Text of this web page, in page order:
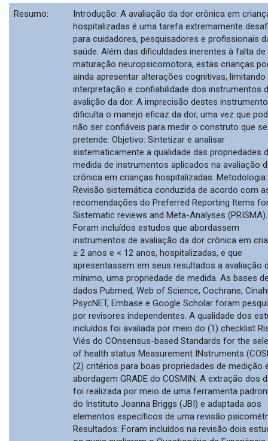
Resumo:
Introdução: A avaliação da dor crônica em
hospitalizadas é uma tarefa extremamente
para cuidadores, pesquisadores e profissionais
saúde. Além das dificuldades inerentes à falta de
maturação neuropsicomotora, estas crianças
ainda apresentar alterações cognitivas, limitando
interpretação e confiabilidade dos instrumentos
avalição da dor. A imprecisão destes
dificulta o manejo eficaz da dor, uma vez que
não ser confiáveis para medir o construto que se
pretende. Objetivo: Sintetizar e analisar
sistematicamente a qualidade das propriedades
medida de instrumentos aplicados na avaliação
crônica em crianças hospitalizadas. Metodologia:
Revisão sistemática conduzida de acordo com
recomendações do Preferred Reporting Items
Sistematic reviews and Meta-Analyses (PRISMA).
Foram incluídos estudos que abordassem
instrumentos de avaliação da dor crônica em
≥ 2 anos e < 12 anos, hospitalizadas, e que
apresentassem em seus resultados a avaliação
mínimo, uma propriedade de medida. As bases
dados Pubmed, Web of Science, Cochrane,
PsycNET, Embase e Google Scholar foram
por revisores independentes. A qualidade dos
incluídos foi avaliada por meio do (1) checklist
Viés do COnsensus-based Standards for the
of health status Measurement INstruments
(2) critérios para boas propriedades de medição
abordagem GRADE do COSMIN. A extração dos
foi realizada por meio de uma ferramenta
do Instituto Joanna Briggs (JBI) e adaptada aos
elementos específicos de uma revisão
Resultados: Foram incluídos na revisão dois